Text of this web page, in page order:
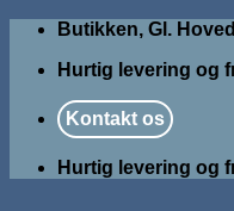
Fortsæt
indhold
Butikken, Gl.
Hurtig levering og
Kontakt os
Hurtig levering og